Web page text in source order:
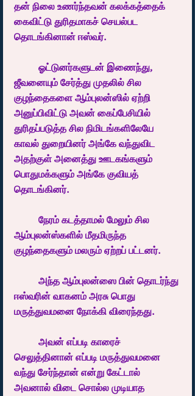
தன் நிலை உணர்ந்தவன் கலக்கத்தைக்
கைவிட்டு துரிதமாகச் செயல்பட
தொடங்கினான் ஈஸ்வர்.
ஜீவனையும் சேர்த்து முதலில் சில
குழந்தைகளை ஆம்புலன்ஸில் ஏற்றி
அனுப்பிவிட்டு அவன் கைப்பேசியில்
துரிதப்படுத்த சில நிமிடங்களிலேயே
காவல் துறையினர் அங்கே வந்துவிட
அதற்குள் அனைத்து ஊடகங்களும்
பொதுமக்களும் அங்கே குவியத்
தொடங்கினர்.
ஆம்புலன்ஸ்களில் மீதமிருந்த
குழந்தைகளும் மலரும் ஏற்றப் பட்டனர்.
ஈஸ்வரின் வாகனம் அரசு பொது
மருத்துவமனை நோக்கி விரைந்தது.
செலுத்தினான் எப்படி மருத்துவமனை
வந்து சேர்ந்தான் என்று கேட்டால்
அவனால் விடை சொல்ல முடியாத